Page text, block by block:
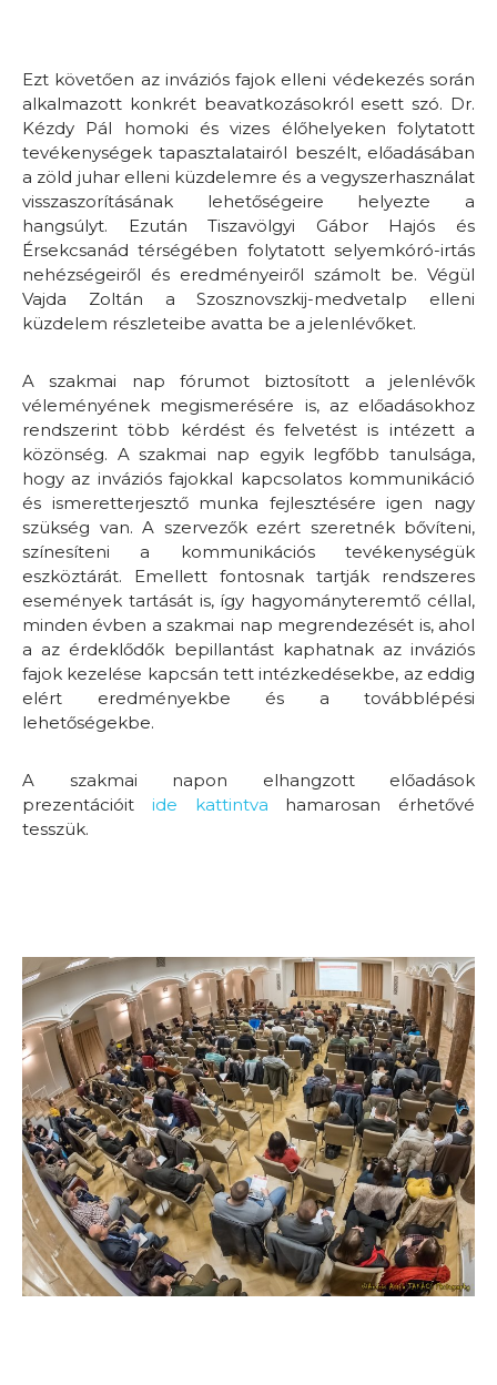
Ezt követően az inváziós fajok elleni védekezés során
alkalmazott konkrét beavatkozásokról esett szó. Dr.
Kézdy Pál homoki és vizes élőhelyeken folytatott
tevékenységek tapasztalatairól beszélt, előadásában
a zöld juhar elleni küzdelemre és a vegyszerhasználat
visszaszorításának lehetőségeire helyezte a
hangsúlyt. Ezután Tiszavölgyi Gábor Hajós és
Érsekcsanád térségében folytatott selyemkóró-irtás
nehézségeiről és eredményeiről számolt be. Végül
Vajda Zoltán a Szosznovszkij-medvetalp elleni
küzdelem részleteibe avatta be a jelenlévőket.
A szakmai nap fórumot biztosított a jelenlévők
véleményének megismerésére is, az előadásokhoz
rendszerint több kérdést és felvetést is intézett a
közönség. A szakmai nap egyik legfőbb tanulsága,
hogy az inváziós fajokkal kapcsolatos kommunikáció
és ismeretterjesztő munka fejlesztésére igen nagy
szükség van. A szervezők ezért szeretnék bővíteni,
színesíteni a kommunikációs tevékenységük
eszköztárát. Emellett fontosnak tartják rendszeres
események tartását is, így hagyományteremtő céllal,
minden évben a szakmai nap megrendezését is, ahol
a az érdeklődők bepillantást kaphatnak az inváziós
fajok kezelése kapcsán tett intézkedésekbe, az eddig
elért eredményekbe és a továbblépési
lehetőségekbe.
A szakmai napon elhangzott előadások
prezentációit ide kattintva hamarosan érhetővé
tesszük.